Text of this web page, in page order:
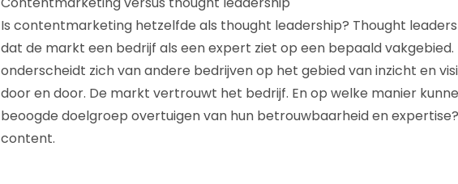
Is contentmarketing hetzelfde als thought leadership? Thought
dat de markt een bedrijf als een expert ziet op een bepaald vakgebied.
onderscheidt zich van andere bedrijven op het gebied van inzicht en
door en door. De markt vertrouwt het bedrijf. En op welke manier
beoogde doelgroep overtuigen van hun betrouwbaarheid en
content.